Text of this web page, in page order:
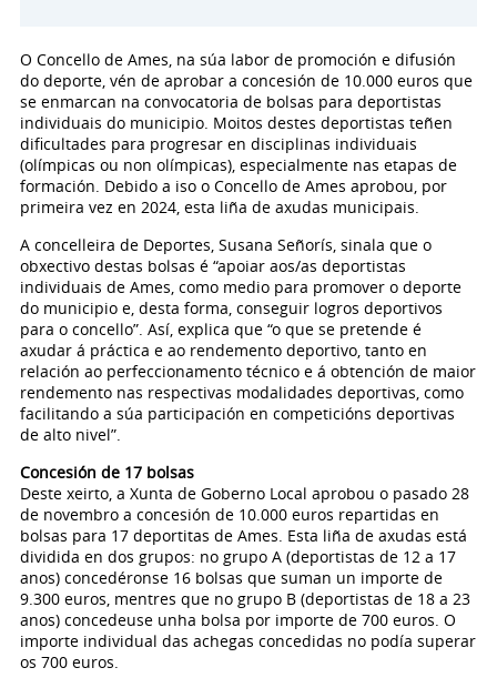
O Concello de Ames, na súa labor de promoción e difusión
do deporte, vén de aprobar a concesión de 10.000 euros que
se enmarcan na convocatoria de bolsas para deportistas
individuais do municipio. Moitos destes deportistas teñen
dificultades para progresar en disciplinas individuais
(olímpicas ou non olímpicas), especialmente nas etapas de
formación. Debido a iso o Concello de Ames aprobou, por
primeira vez en 2024, esta liña de axudas municipais.
A concelleira de Deportes, Susana Señorís, sinala que o
obxectivo destas bolsas é “apoiar aos/as deportistas
individuais de Ames, como medio para promover o deporte
do municipio e, desta forma, conseguir logros deportivos
para o concello”. Así, explica que “o que se pretende é
axudar á práctica e ao rendemento deportivo, tanto en
relación ao perfeccionamento técnico e á obtención de maior
rendemento nas respectivas modalidades deportivas, como
facilitando a súa participación en competicións deportivas
de alto nivel”.
Concesión de 17 bolsas
Deste xeirto, a Xunta de Goberno Local aprobou o pasado 28
de novembro a concesión de 10.000 euros repartidas en
bolsas para 17 deportitas de Ames. Esta liña de axudas está
dividida en dos grupos: no grupo A (deportistas de 12 a 17
anos) concedéronse 16 bolsas que suman un importe de
9.300 euros, mentres que no grupo B (deportistas de 18 a 23
anos) concedeuse unha bolsa por importe de 700 euros. O
importe individual das achegas concedidas no podía superar
os 700 euros.